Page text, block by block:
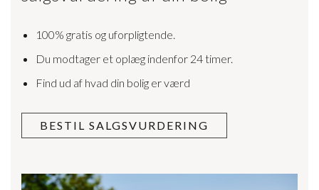
100% gratis og uforpligtende.
Du modtager et oplæg indenfor 24 timer.
Find ud af hvad din bolig er værd
BESTIL SALGSVURDERING